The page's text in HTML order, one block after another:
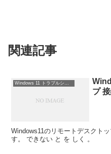
関連記事
プ
Windows11のリモートデスクト
す。 できない と を しく 。